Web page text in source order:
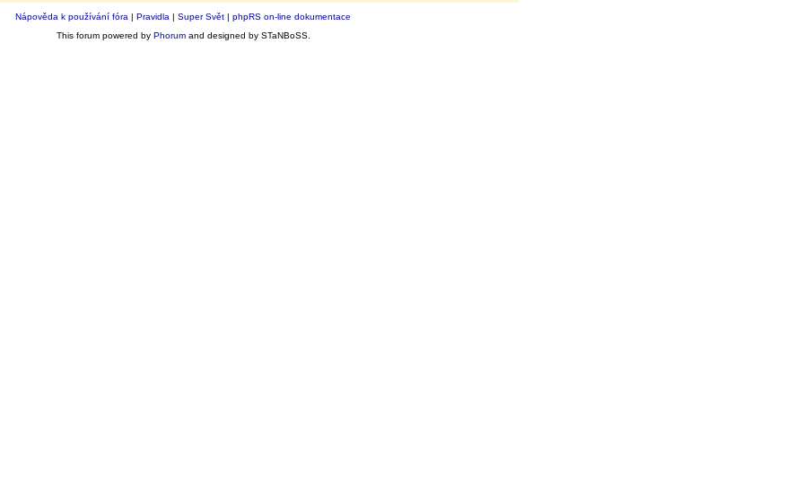
Nápověda k používání fóra | Pravidla | Super Svět | phpRS on-line dokumentace
This forum powered by Phorumand designed by STaNBoSS.